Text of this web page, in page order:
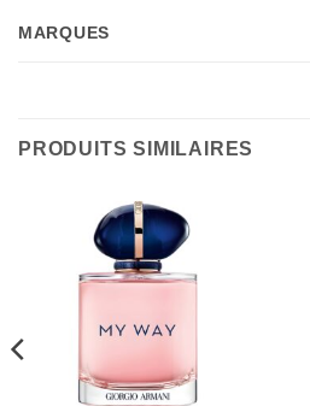
MARQUES
PRODUITS SIMILAIRES